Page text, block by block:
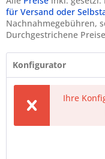
für Versand oder
Nachnahmegebühren,
Durchgestrichene
Konfigurator
Ihre